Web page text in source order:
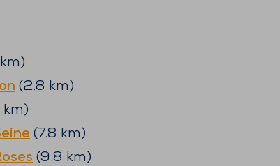
km)
(2.8 km)
km)
(7.8 km)
(9.8 km)